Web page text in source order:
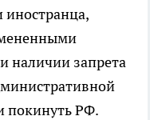
наличии запрета
покинуть РФ.